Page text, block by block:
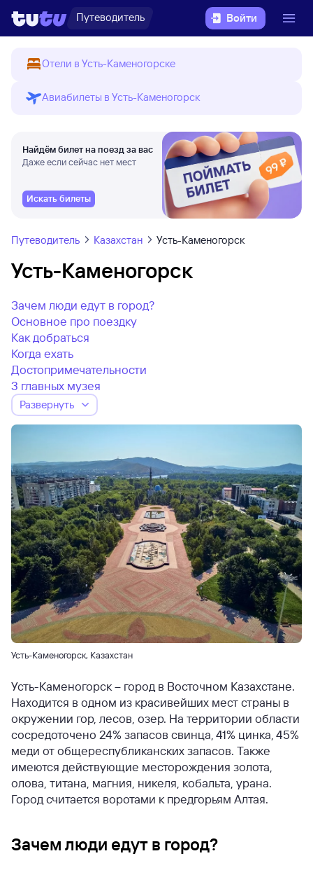
Путеводитель Войти
Отели в Усть-Каменогорске
Авиабилеты в Усть-Каменогорск
Найдём билет на поезд за вас
Даже если сейчас нет мест
Искать билеты
Путеводитель Казахстан Усть-Каменогорск
Усть-Каменогорск
Зачем люди едут в город?
Основное про поездку
Как добраться
Когда ехать
Достопримечательности
3 главных музея
Развернуть
Усть-Каменогорск, Казахстан
Усть-Каменогорск – город в Восточном Казахстане.
Находится в одном из красивейших мест страны в
окружении гор, лесов, озер. На территории области
сосредоточено 24% запасов свинца, 41% цинка, 45%
меди от общереспубликанских запасов. Также
имеются действующие месторождения золота,
олова, титана, магния, никеля, кобальта, урана.
Город считается воротами к предгорьям Алтая.
Зачем люди едут в город?